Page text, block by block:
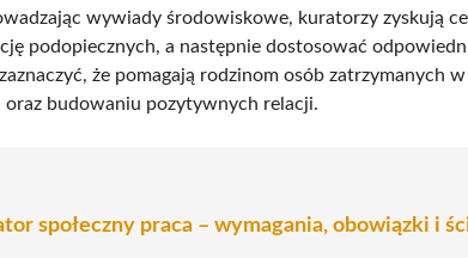
wywiady środowiskowe, kuratorzy zyskują
podopiecznych, a następnie dostosować
że pomagają rodzinom osób zatrzymanych
budowaniu pozytywnych relacji.
społeczny praca – wymagania, obowiązki i